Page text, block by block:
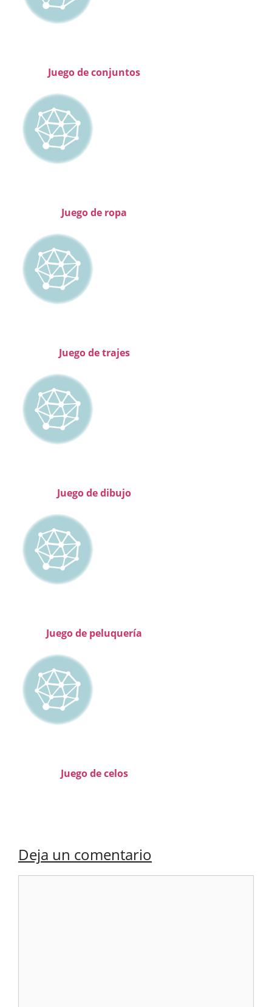
Juego de conjuntos
Juego de ropa
Juego de trajes
Juego de dibujo
Juego de peluquería
Juego de celos
Deja un comentario